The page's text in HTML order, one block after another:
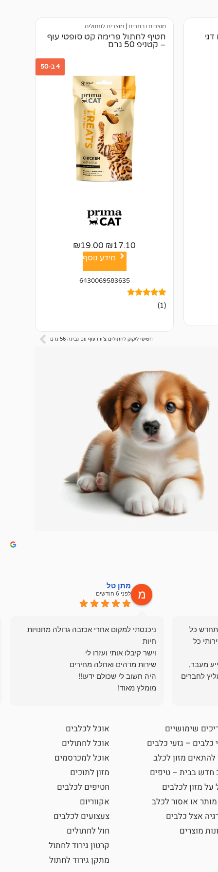
מוצרים נבחרים מוצרים לחתולים
חטיף לחתול פרימה קט סופטי עוף
– קטניפ 50 גרם
4 ב-50
₪17.10
₪19.00
מידע נוסף
6430069583635
מדורג
5.00
1
דירוגים של
לקוחות
(1)
חטיפי ליקוק לחתולים צ'ורו עוף עם גבינה 56 גרם
כל
כל
מעבר,
לחברים
מתן טל
לפני 6 חודשים
ניכנסתי למקום אחרי אכזבה גדולה מחנויות
מומלץ מאוד!
שימושיים
כלבים – גזעי כלבים
להתאים מזון לכלב
חדש בבית – טיפים
על מזון לכלבים
או אסור לכלב
אצל כלבים
מוצרים
אוכל לכלבים
אוכל לחתולים
אוכל למכרסמים
מזון לתוכים
חטיפים לכלבים
אקווריום
צעצועים לכלבים
חול לחתולים
קרטון גירוד לחתול
מתקן גירוד לחתול